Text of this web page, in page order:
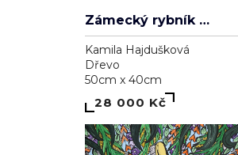
Zámecký rybník v Lednici
Kamila Hajdušková
Dřevo
50cm x 40cm
28 000 Kč